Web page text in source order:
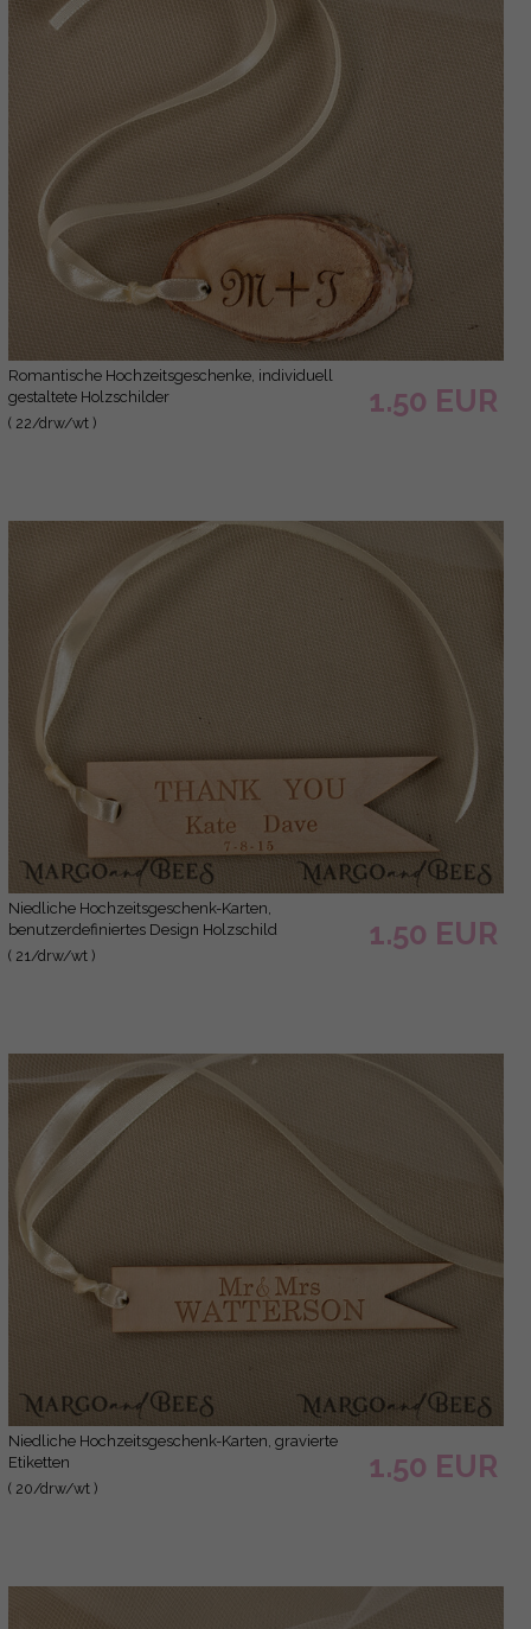
romantische Hochzeitsgeschenke, individuell
gestaltete Holzschilder
( 22/drw/wt )
1.50 EUR
niedliche Hochzeitsgeschenk-Karten,
benutzerdefiniertes Design Holzschild
( 21/drw/wt )
1.50 EUR
niedliche Hochzeitsgeschenk-Karten, gravierte
Etiketten
( 20/drw/wt )
1.50 EUR